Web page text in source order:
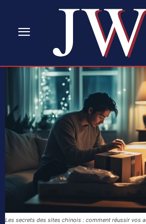
Les secrets des sites chinois : comment réussir vos